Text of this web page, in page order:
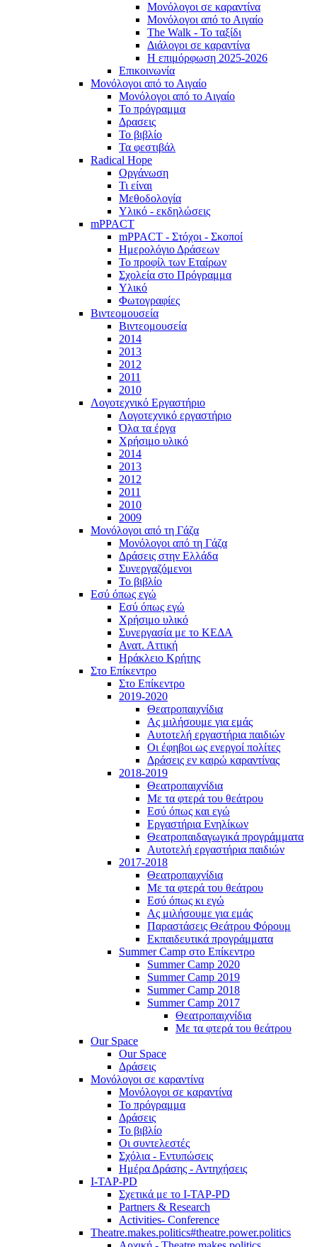
Μονόλογοι σε καραντίνα
Μονόλογοι από το Αιγαίο
The Walk - Το ταξίδι
Διάλογοι σε καραντίνα
Η επιμόρφωση 2025-2026
Επικοινωνία
Μονόλογοι από το Αιγαίο
Μονόλογοι από το Αιγαίο
Το πρόγραμμα
Δρασεις
Το βιβλίο
Τα φεστιβάλ
Radical Hope
Οργάνωση
Τι είναι
Μεθοδολογία
Υλικό - εκδηλώσεις
mPPACT
mPPACT - Στόχοι - Σκοποί
Ημερολόγιο Δράσεων
Το προφίλ των Εταίρων
Σχολεία στο Πρόγραμμα
Υλικό
Φωτογραφίες
Βιντεομουσεία
Βιντεομουσεία
2014
2013
2012
2011
2010
Λογοτεχνικό Εργαστήριο
Λογοτεχνικό εργαστήριο
Όλα τα έργα
Χρήσιμο υλικό
2014
2013
2012
2011
2010
2009
Μονόλογοι από τη Γάζα
Μονόλογοι από τη Γάζα
Δράσεις στην Ελλάδα
Συνεργαζόμενοι
To βιβλίο
Εσύ όπως εγώ
Εσύ όπως εγώ
Χρήσιμο υλικό
Συνεργασία με το ΚΕΔΑ
Ανατ. Αττική
Ηράκλειο Κρήτης
Στο Επίκεντρο
Στο Επίκεντρο
2019-2020
Θεατροπαιχνίδια
Ας μιλήσουμε για εμάς
Αυτοτελή εργαστήρια παιδιών
Οι έφηβοι ως ενεργοί πολίτες
Δράσεις εν καιρώ καραντίνας
2018-2019
Θεατροπαιχνίδια
Με τα φτερά του θεάτρου
Εσύ όπως και εγώ
Εργαστήρια Ενηλίκων
Θεατροπαιδαγωγικά προγράμματα
Αυτοτελή εργαστήρια παιδιών
2017-2018
Θεατροπαιχνίδια
Με τα φτερά του θεάτρου
Εσύ όπως κι εγώ
Ας μιλήσουμε για εμάς
Παραστάσεις Θεάτρου Φόρουμ
Εκπαιδευτικά προγράμματα
Summer Camp στο Επίκεντρο
Summer Camp 2020
Summer Camp 2019
Summer Camp 2018
Summer Camp 2017
Θεατροπαιχνίδια
Με τα φτερά του θεάτρου
Our Space
Our Space
Δράσεις
Μονόλογοι σε καραντίνα
Μονόλογοι σε καραντίνα
Το πρόγραμμα
Δράσεις
Το βιβλίο
Οι συντελεστές
Σχόλια - Εντυπώσεις
Ημέρα Δράσης - Αντηχήσεις
I-TAP-PD
Σχετικά με το I-TAP-PD
Partners & Research
Activities- Conference
Theatre.makes.politics#theatre.power.politics